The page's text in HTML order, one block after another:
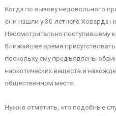
Когда по вызову недовольного
они нашли у 30-летнего Ховарда
Неосмотрительно поступившему
ближайшее время
поскольку ему предъявлены
наркотических веществ и
общественном месте.
Нужно отметить, что подобные